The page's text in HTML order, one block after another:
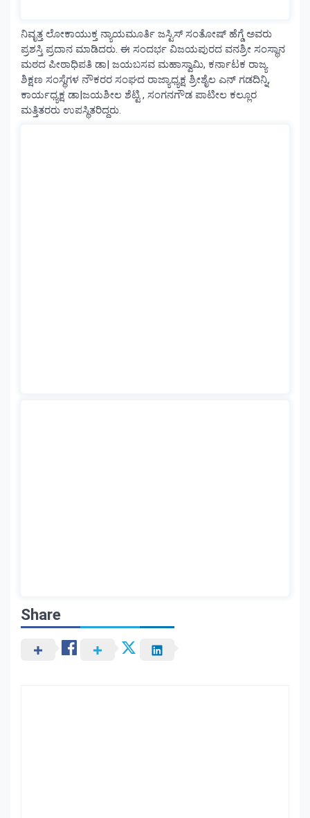
ನಿವೃತ್ತ ಲೋಕಾಯುಕ್ತ ನ್ಯಾಯಮೂರ್ತಿ ಜಸ್ಟಿಸ್ ಸಂತೋಷ್ ಹೆಗ್ಡೆ ಅವರು
ಪ್ರಶಸ್ತಿ ಪ್ರದಾನ ಮಾಡಿದರು. ಈ ಸಂದರ್ಭ ವಿಜಯಪುರದ ವನಶ್ರೀ ಸಂಸ್ಥಾನ
ಮಠದ ಪೀಠಾಧಿಪತಿ ಡಾ| ಜಯಬಸವ ಮಹಾಸ್ವಾಮಿ, ಕರ್ನಾಟಕ ರಾಜ್ಯ
ಶಿಕ್ಷಣ ಸಂಸ್ಥೆಗಳ ನೌಕರರ ಸಂಘದ ರಾಜ್ಯಾಧ್ಯಕ್ಷ ಶ್ರೀಶೈಲ ಎನ್ ಗಡದಿನ್ನಿ,
ಕಾರ್ಯಧ್ಯಕ್ಷ ಡಾ|ಜಯಶೀಲ ಶೆಟ್ಟಿ , ಸಂಗನಗೌಡ ಪಾಟೀಲ ಕಲ್ಲೂರ
ಮತ್ತಿತರರು ಉಪಸ್ಥಿತರಿದ್ದರು.
Share